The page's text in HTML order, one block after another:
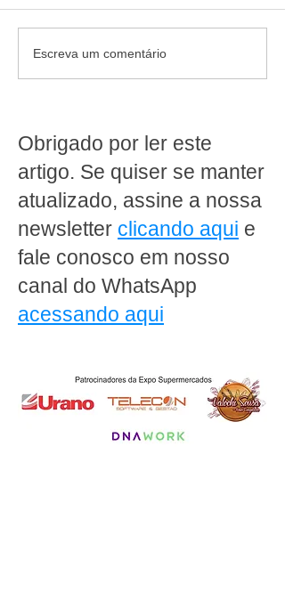
Mais de 30 opções de
da sua padaria
Escreva um comentário
Obrigado por ler este
artigo. Se quiser se manter
atualizado, assine a nossa
newsletter clicando aqui e
fale conosco em nosso
canal do WhatsApp
acessando aqui